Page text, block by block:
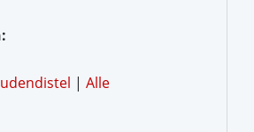
| Alle